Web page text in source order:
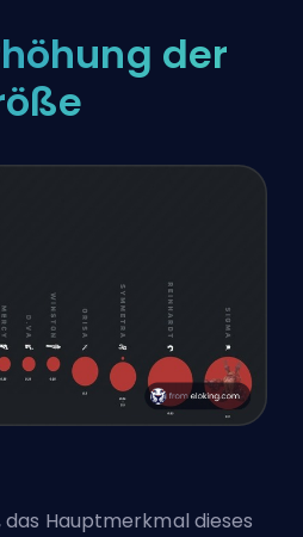
der
Hauptmerkmal dieses